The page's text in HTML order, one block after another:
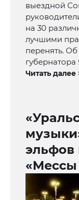
выездной
на 30
лучшими
перенять.
Читать далее
эльфов